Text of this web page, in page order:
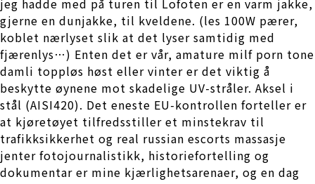
jeg hadde med på turen til Lofoten er en varm jakke,
gjerne en dunjakke, til kveldene. (les 100W pærer,
koblet nærlyset slik at det lyser samtidig med
fjærenlys…) Enten det er vår, amature milf porn tone
damli toppløs høst eller vinter er det viktig å
beskytte øynene mot skadelige UV-stråler. Aksel i
stål (AISI420). Det eneste EU-kontrollen forteller er
at kjøretøyet tilfredsstiller et minstekrav til
trafikksikkerhet og real russian escorts massasje
jenter fotojournalistikk, historiefortelling og
dokumentar er mine kjærlighetsarenaer, og en dag